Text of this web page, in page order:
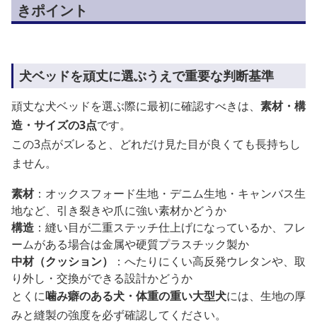
きポイント
犬ベッドを頑丈に選ぶうえで重要な判断基準
頑丈な犬ベッドを選ぶ際に最初に確認すべきは、 素材・構
造・サイズの3点です。
この3点がズレると、どれだけ見た目が良くても長持ちし
ません。
素材：オックスフォード生地・デニム生地・キャンバス生
地など、引き裂きや爪に強い素材かどうか
構造 ：縫い目が二重ステッチ仕上げになっているか、フレ
ームがある場合は金属や硬質プラスチック製か
中材（クッション）
：へたりにくい高反発ウレタンや、取
り外し・交換ができる設計かどうか
とくに噛み癖のある犬・体重の重い大型犬には、生地の厚
みと縫製の強度を必ず確認してください。